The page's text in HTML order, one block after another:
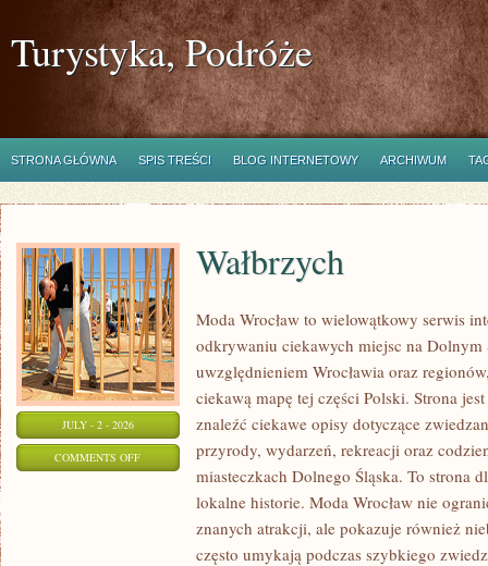
Turystyka, Podróże
STRONA GŁÓWNA SPIS TREŚCI BLOG INTERNETOWY ARCHIWUM
JULY - 2 - 2026
COMMENTS OFFON
WAŁBRZYCH
Wałbrzych
Moda Wrocław to wielowątkowy serwis
odkrywaniu ciekawych miejsc na Dolnym
uwzględnieniem Wrocławia oraz
ciekawą mapę tej części Polski. Strona
znaleźć ciekawe opisy dotyczące
przyrody, wydarzeń, rekreacji oraz
miasteczkach Dolnego Śląska. To strona
lokalne historie. Moda Wrocław nie
znanych atrakcji, ale pokazuje również
często umykają podczas szybkiego